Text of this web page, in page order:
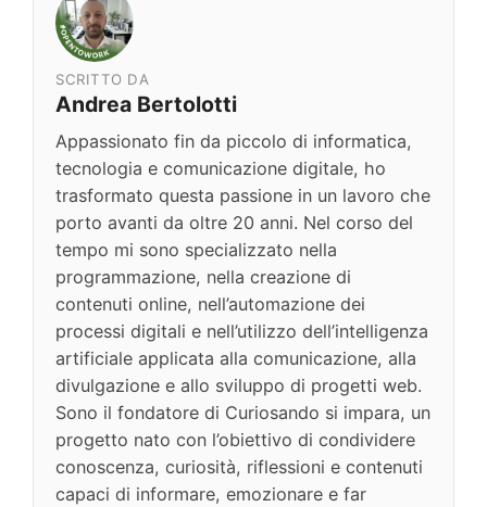
SCRITTO DA
Andrea Bertolotti
Appassionato fin da piccolo di informatica,
tecnologia e comunicazione digitale, ho
trasformato questa passione in un lavoro che
porto avanti da oltre 20 anni. Nel corso del
tempo mi sono specializzato nella
programmazione, nella creazione di
contenuti online, nell’automazione dei
processi digitali e nell’utilizzo dell’intelligenza
artificiale applicata alla comunicazione, alla
divulgazione e allo sviluppo di progetti web.
Sono il fondatore di Curiosando si impara, un
progetto nato con l’obiettivo di condividere
conoscenza, curiosità, riflessioni e contenuti
capaci di informare, emozionare e far